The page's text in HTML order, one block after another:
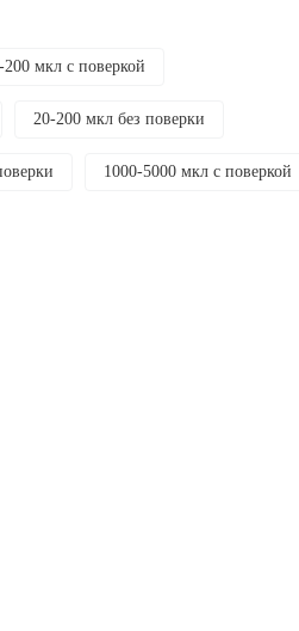
200 мкл с поверкой
20-200 мкл без поверки
1000-5000 мкл с поверкой